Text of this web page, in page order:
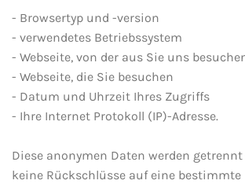
- Browsertyp und -version
- verwendetes Betriebssystem
- Webseite, von der aus Sie uns
- Webseite, die Sie besuchen
- Datum und Uhrzeit Ihres Zugriffs
- Ihre Internet Protokoll (IP)-Adresse.
Diese anonymen Daten werden
keine Rückschlüsse auf eine